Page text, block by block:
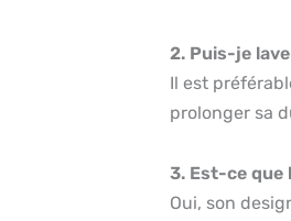
2. Puis-je
Il est
prolonger sa
3. Est-ce que
Oui, son